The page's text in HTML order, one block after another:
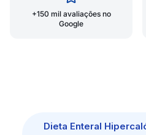
+150 mil avaliações no
Google
Dieta Enteral